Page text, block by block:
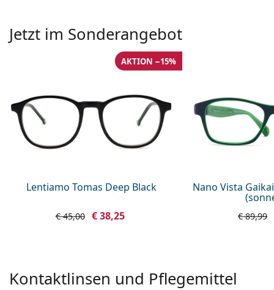
Jetzt im Sonderangebot
Lentiamo Tomas Deep Black
AKTION −15%
€ 45,00 € 38,25
Nano Vista
€ 89,99
Kontaktlinsen und Pflegemittel